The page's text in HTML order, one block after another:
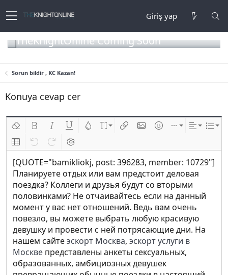
Giriş yap
TheKnightOnline Coming Soon
Sorun bildir , KC Kazan!
Konuya cevap cer
Biçimlendirmeyi kaldır
Kalın Yatık Altını çiz
[QUOTE="bamikliokj, post: 396283, member: 10729"]
Планируете отдых или вам предстоит деловая
поездка? Коллеги и друзья будут со вторыми
половинками? Не отчаивайтесь если на данный
момент у вас нет отношений. Ведь вам очень
повезло, вы можете выбрать любую красивую
девушку и провести с ней потрясающие дни. На
нашем сайтеэскорт Москва, эскорт услуги в
Москве представлены анкеты сексуальных,
образованных, амбициозных девушек